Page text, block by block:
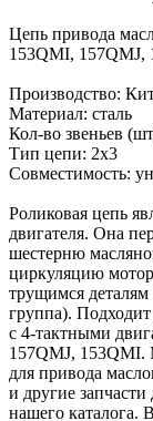
Цепь привода
153QMI, 157QMJ,
Производство:
Материал: сталь
Кол-во звеньев
Тип цепи: 2х3
Совместимость:
Роликовая цепь
двигателя. Она
шестерню
циркуляцию
трущимся деталям
группа).
с 4-тактными
157QMJ, 153QMI.
для привода
и другие
нашего